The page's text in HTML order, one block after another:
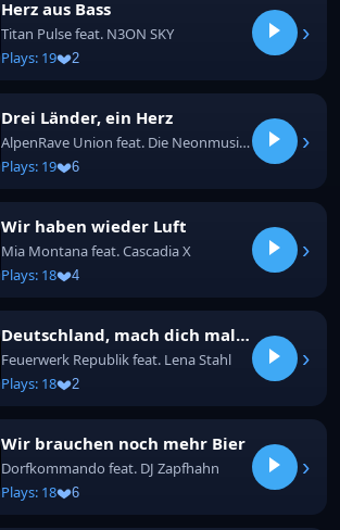
Herz aus Bass
Titan Pulse feat. N3ON SKY
Plays: 19
2
›
Drei Länder, ein Herz
AlpenRave Union feat. Die Neonmusikanten
Plays: 19
6
›
Wir haben wieder Luft
Mia Montana feat. Cascadia X
Plays: 18
4
›
Deutschland, mach dich mal locker
Feuerwerk Republik feat. Lena Stahl
Plays: 18
2
›
Wir brauchen noch mehr Bier
Dorfkommando feat. DJ Zapfhahn
Plays: 18
6
›